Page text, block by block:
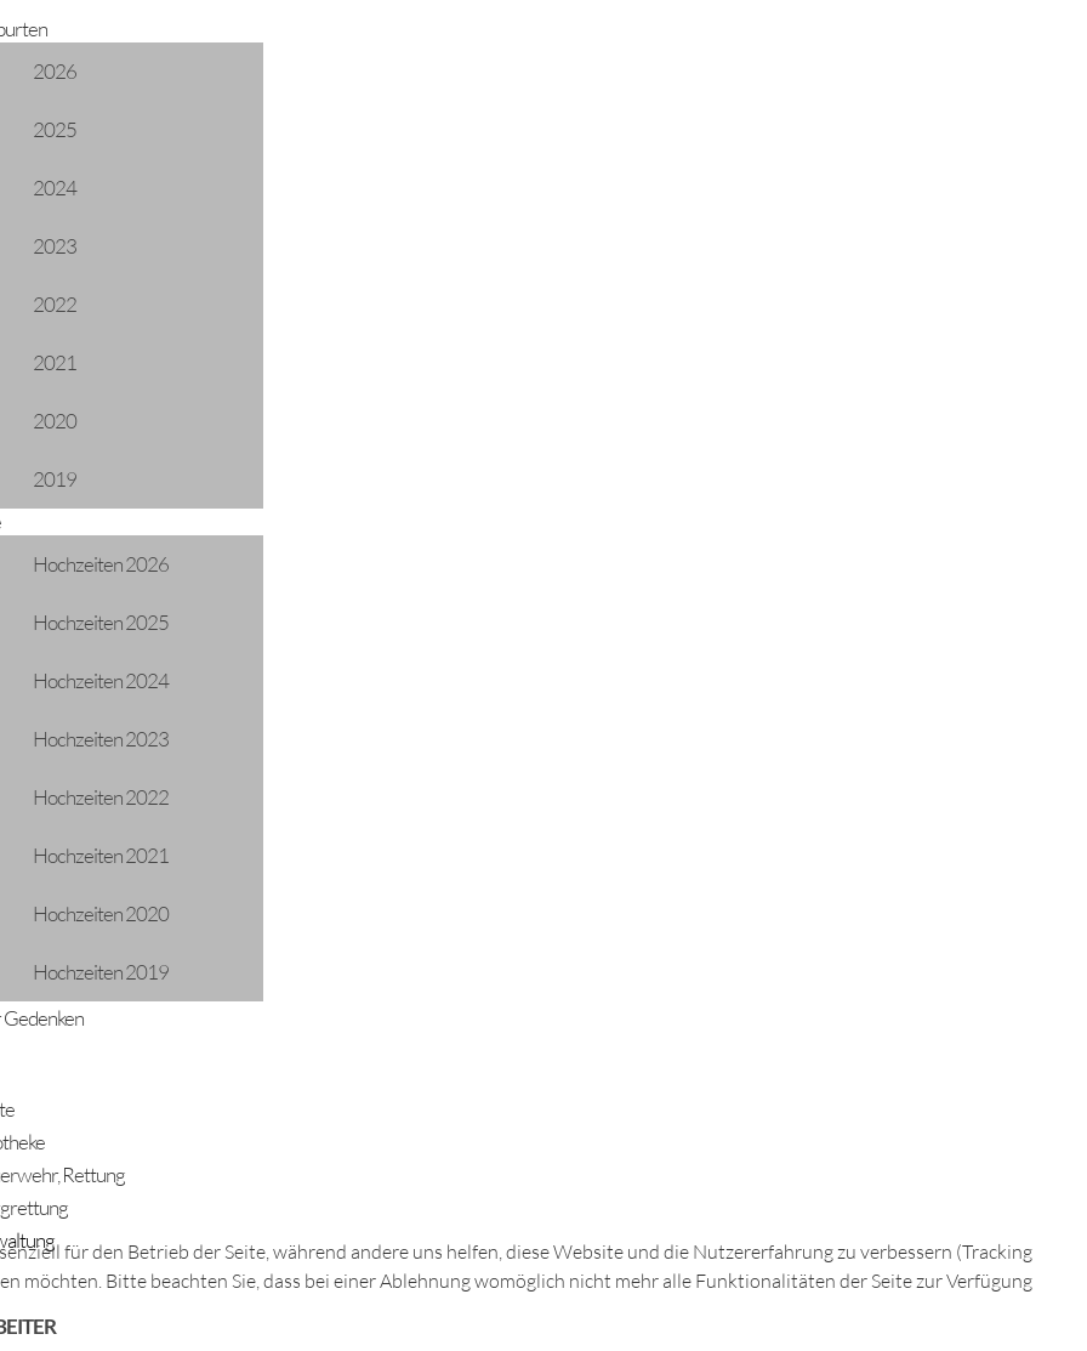
2026
2025
2024
2023
2022
2021
2020
2019
Hochzeiten 2026
Hochzeiten 2025
Hochzeiten 2024
Hochzeiten 2023
Hochzeiten 2022
Hochzeiten 2021
Hochzeiten 2020
Hochzeiten 2019
Rettung
Oberlängenfeld 72
Telefon: +43 5253 5205
BARRIEREFREIHEITSERKLÄRUNG DATENSCHUTZ
für den Betrieb der Seite, während andere uns helfen, diese Website und die Nutzererfahrung zu verbessern (Tracking
möchten. Bitte beachten Sie, dass bei einer Ablehnung womöglich nicht mehr alle Funktionalitäten der Seite zur Verfügung